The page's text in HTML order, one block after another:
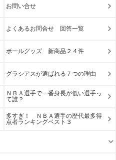
お問い合せ
よくあるお問合せ 回答一覧
ボールグッズ 新商品２４件
グラシアスが選ばれる７つの理由
ＮＢＡ選手で一番身長が低い選手っ
て誰？
多すぎ！ ＮＢＡ選手の歴代最多得
点者ランキングベスト３